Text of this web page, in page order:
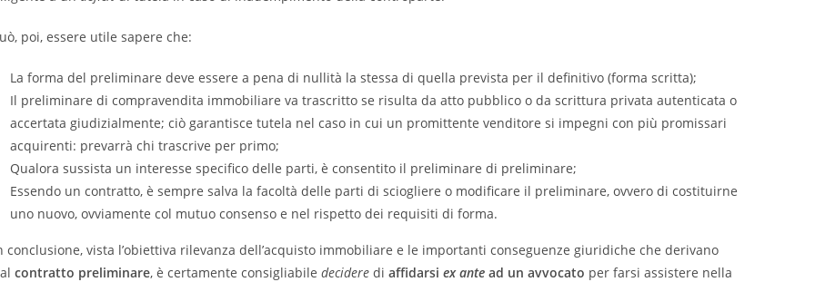
poi, essere utile sapere che:
La forma del preliminare deve essere a pena di nullità la stessa di quella prevista per il definitivo (forma scritta);
Il preliminare di compravendita immobiliare va trascritto se risulta da atto pubblico o da scrittura privata autenticata o
accertata giudizialmente; ciò garantisce tutela nel caso in cui un promittente venditore si impegni con più promissari
acquirenti: prevarrà chi trascrive per primo;
Qualora sussista un interesse specifico delle parti, è consentito il preliminare di preliminare;
Essendo un contratto, è sempre salva la facoltà delle parti di sciogliere o modificare il preliminare, ovvero di costituirne
uno nuovo, ovviamente col mutuo consenso e nel rispetto dei requisiti di forma.
conclusione, vista l’obiettiva rilevanza dell’acquisto immobiliare e le importanti conseguenze giuridiche che derivano
contratto preliminare, è certamente consigliabile decidere di affidarsi ex ante ad un avvocato per farsi assistere nella